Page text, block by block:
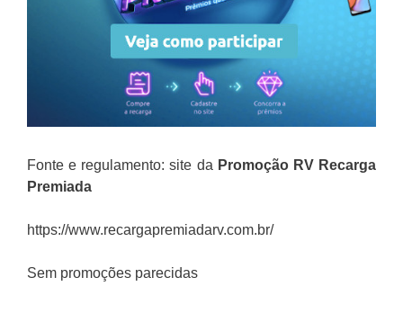
Fonte e regulamento: site da Promoção RV Recarga
Premiada
https://www.recargapremiadarv.com.br/
Sem promoções parecidas